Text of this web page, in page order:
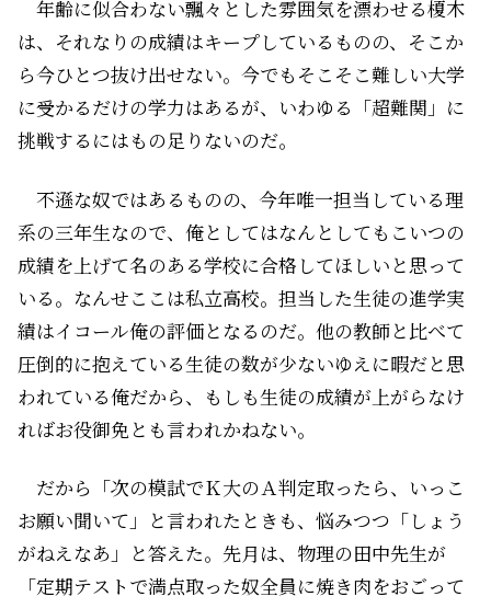
年齢に似合わない飄々とした雰囲気を漂わせる榎木
は、それなりの成績はキープしているものの、そこか
ら今ひとつ抜け出せない。今でもそこそこ難しい大学
に受かるだけの学力はあるが、いわゆる「超難関」に
挑戦するにはもの足りないのだ。
不遜な奴ではあるものの、今年唯一担当している理
系の三年生なので、俺としてはなんとしてもこいつの
成績を上げて名のある学校に合格してほしいと思って
いる。なんせここは私立高校。担当した生徒の進学実
績はイコール俺の評価となるのだ。他の教師と比べて
圧倒的に抱えている生徒の数が少ないゆえに暇だと思
われている俺だから、もしも生徒の成績が上がらなけ
ればお役御免とも言われかねない。
だから「次の模試でＫ大のＡ判定取ったら、いっこ
お願い聞いて」と言われたときも、悩みつつ「しょう
がねえなあ」と答えた。先月は、物理の田中先生が
「定期テストで満点取った奴全員に焼き肉をおごって